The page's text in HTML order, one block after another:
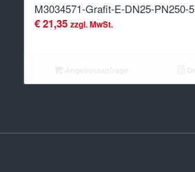
M3034571-Grafit-E-DN25-PN250-5
€21,35 zzgl. MwSt.